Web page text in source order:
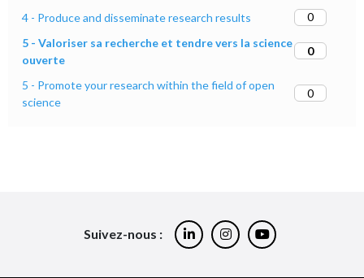
4 - Produce and disseminate research results
0
5 - Valoriser sa recherche et tendre vers la science
ouverte
0
5 - Promote your research within the field of open
science
0
Suivez-nous :